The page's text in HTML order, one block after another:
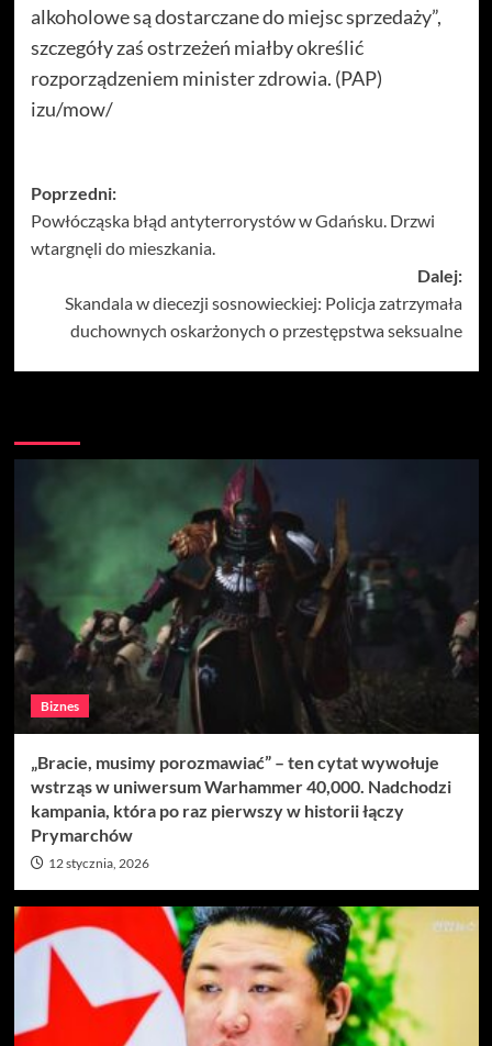
alkoholowe są dostarczane do miejsc sprzedaży”,
szczegóły zaś ostrzeżeń miałby określić
rozporządzeniem minister zdrowia. (PAP)
izu/mow/
Zobacz
wpisy
Poprzedni:
Powłócząska błąd antyterrorystów w Gdańsku. Drzwi
wtargnęli do mieszkania.
Dalej:
Skandala w diecezji sosnowieckiej: Policja zatrzymała
duchownych oskarżonych o przestępstwa seksualne
Biznes
„Bracie, musimy porozmawiać” – ten cytat wywołuje
wstrząs w uniwersum Warhammer 40,000. Nadchodzi
kampania, która po raz pierwszy w historii łączy
Prymarchów
12 stycznia, 2026